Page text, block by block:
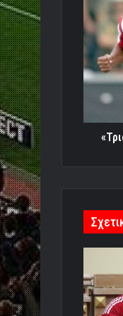
σε
ΟΦΗ
με
«λάτιν»
μαγεία!
(Video)